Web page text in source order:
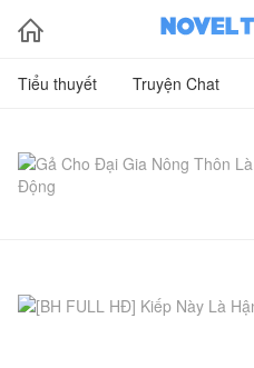

Tiểu thuyết Truyện Chat